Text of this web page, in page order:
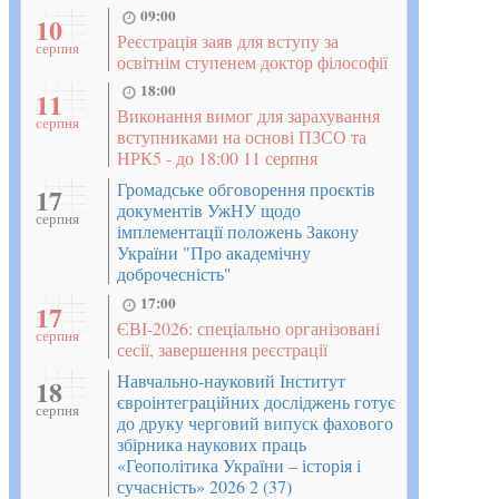
10
серпня
09:00
Реєстрація заяв для вступу за
освітнім ступенем доктор філософії
11
серпня
18:00
Виконання вимог для зарахування
вступниками на основі ПЗСО та
НРК5 - до 18:00 11 серпня
17
серпня
Громадське обговорення проєктів
документів УжНУ щодо
імплементації положень Закону
України "Про академічну
доброчесність"
17
серпня
17:00
ЄВІ-2026: спеціально організовані
сесії, завершення реєстрації
18
серпня
Навчально-науковий Інститут
євроінтеграційних досліджень готує
до друку черговий випуск фахового
збірника наукових праць
«Геополітика України – історія і
сучасність» 2026 2 (37)